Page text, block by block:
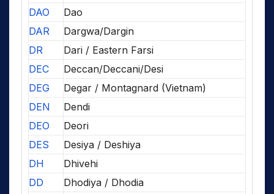
DAO
Dao
DAR
Dargwa/Dargin
DR
Dari / Eastern Farsi
DEC
Deccan/Deccani/Desi
DEG
Degar / Montagnard (Vietnam)
DEN
Dendi
DEO
Deori
DES
Desiya / Deshiya
DH
Dhivehi
DD
Dhodiya / Dhodia